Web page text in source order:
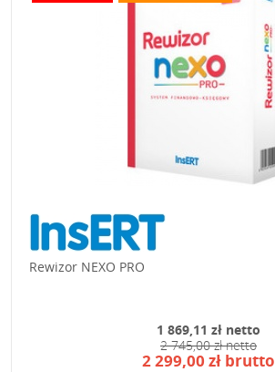
Rewizor NEXO PRO
1 869,11 zł netto
2 745,00 zł netto
2 299,00 zł brutto